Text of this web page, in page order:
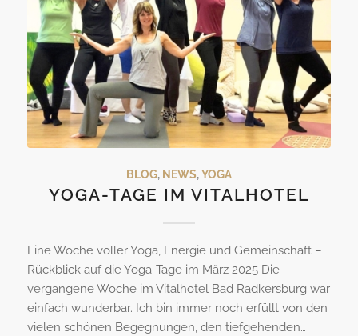
BLOG, NEWS,YOGA
YOGA-TAGE IM VITALHOTEL
Eine Woche voller Yoga, Energie und Gemeinschaft –
Rückblick auf die Yoga-Tage im März 2025 Die
vergangene Woche im Vitalhotel Bad Radkersburg war
einfach wunderbar. Ich bin immer noch erfüllt von den
vielen schönen Begegnungen, den tiefgehenden…